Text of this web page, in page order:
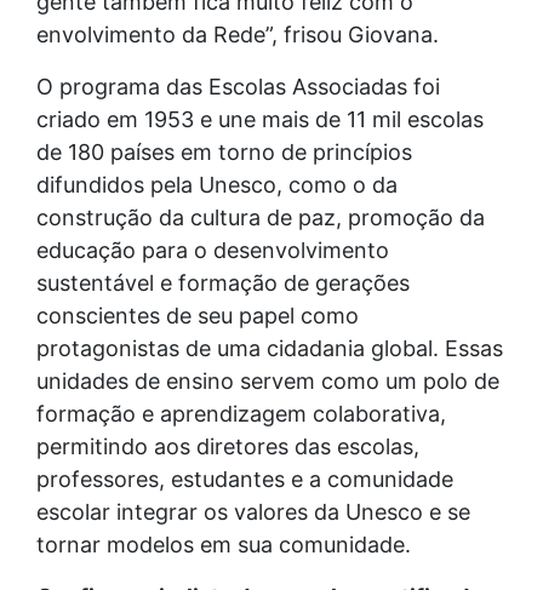
envolvimento da Rede”, frisou Giovana.
O programa das Escolas Associadas foi
criado em 1953 e une mais de 11 mil escolas
de 180 países em torno de princípios
difundidos pela Unesco, como o da
construção da cultura de paz, promoção da
educação para o desenvolvimento
sustentável e formação de gerações
conscientes de seu papel como
protagonistas de uma cidadania global. Essas
unidades de ensino servem como um polo de
formação e aprendizagem colaborativa,
permitindo aos diretores das escolas,
professores, estudantes e a comunidade
escolar integrar os valores da Unesco e se
tornar modelos em sua comunidade.